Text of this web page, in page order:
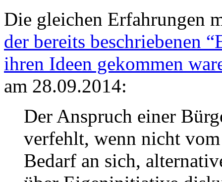
Die gleichen Erfahrungen
der bereits beschriebenen
ihren Ideen gekommen
am 28.09.2014:
Der Anspruch einer
verfehlt, wenn nicht
Bedarf an sich,